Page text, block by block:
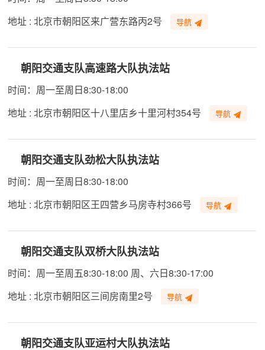
地址 : 北京市朝阳区来广营东路丙2号
导航
朝阳交通支队高速路大队执法站
时间：周一至周日8:30-18:00
地址 : 北京市朝阳区十八里店乡十里河村354号
导航
朝阳交通支队劲松大队执法站
时间：周一至周日8:30-18:00
地址 : 北京市朝阳区王四营乡马房寺村366号
导航
朝阳交通支队双桥大队执法站
时间：周一至周五8:30-18:00 周、六日8:30-17:00
地址 : 北京市朝阳区三间房南里2号
导航
朝阳交通支队亚运村大队执法站